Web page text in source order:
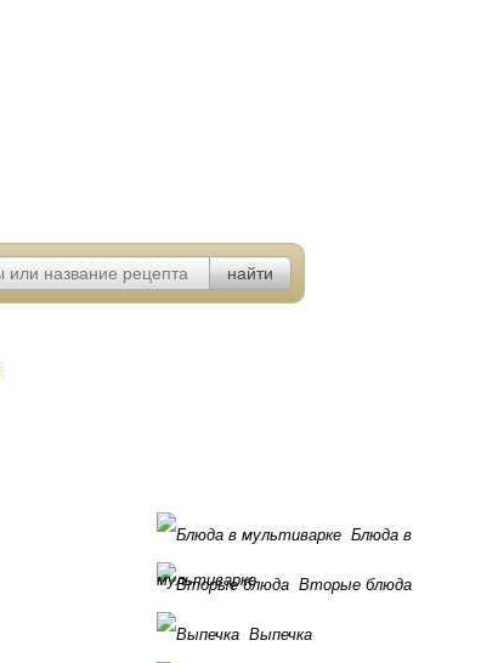
Блюда в
мультиварке Вторые блюда
Выпечка